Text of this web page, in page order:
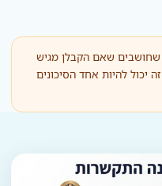
שחושבים שאם הקבלן מגיש
יכול להיות אחד הסיכונים